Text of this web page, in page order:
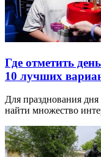
Где отметить
10 лучших
Для празднования
найти множество